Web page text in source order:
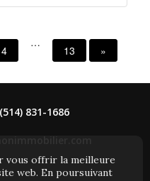
4
…
13 »
831-1686
vous offrir la meilleure
web. En poursuivant